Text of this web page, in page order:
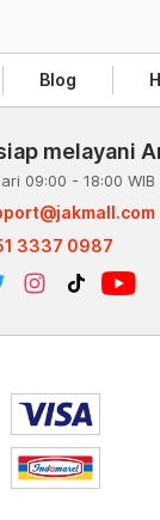
Blog
melayani
09:00 - 18:00 WIB
3337 0987